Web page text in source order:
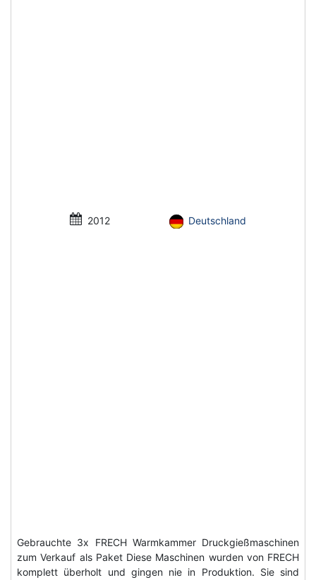
2012 Deutschland
Gebrauchte 3x FRECH Warmkammer Druckgießmaschinen
zum Verkauf als Paket Diese Maschinen wurden von FRECH
komplett überholt und gingen nie in Produktion. Sie sind